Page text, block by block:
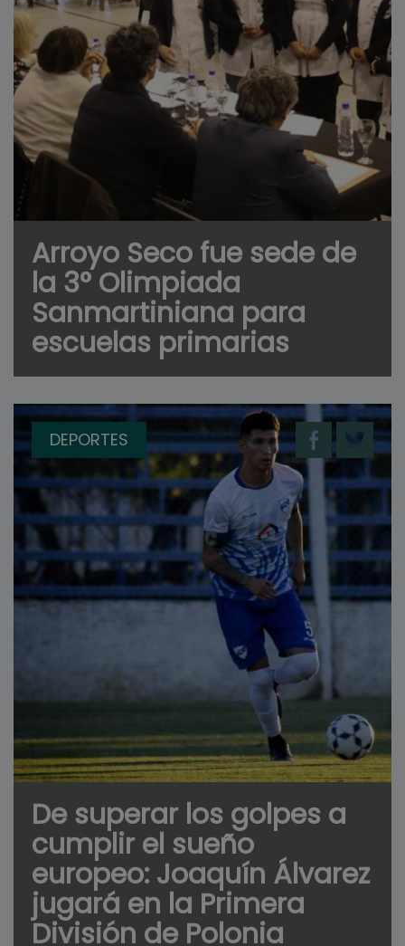
Arroyo Seco fue sede de
la 3° Olimpiada
Sanmartiniana para
escuelas primarias
DEPORTES
De superar los golpes a
cumplir el sueño
europeo: Joaquín Álvarez
jugará en la Primera
División de Polonia